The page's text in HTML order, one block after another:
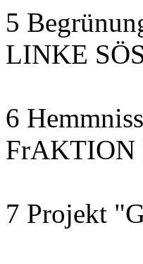
5
LINKE
6
FrAKTION
7 Projekt